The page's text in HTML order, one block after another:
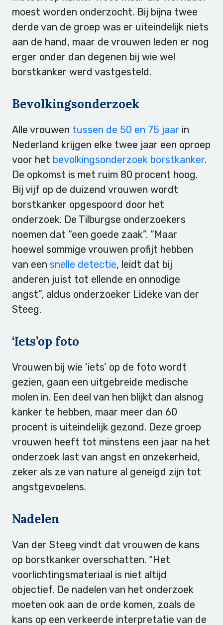
moest worden onderzocht. Bij bijna twee
derde van de groep was er uiteindelijk niets
aan de hand, maar de vrouwen leden er nog
erger onder dan degenen bij wie wel
borstkanker werd vastgesteld.
Bevolkingsonderzoek
Alle vrouwen tussen de 50 en 75 jaar in
Nederland krijgen elke twee jaar een oproep
voor het bevolkingsonderzoek borstkanker.
De opkomst is met ruim 80 procent hoog.
Bij vijf op de duizend vrouwen wordt
borstkanker opgespoord door het
onderzoek. De Tilburgse onderzoekers
noemen dat “een goede zaak”. “Maar
hoewel sommige vrouwen profijt hebben
van een snelle detectie, leidt dat bij
anderen juist tot ellende en onnodige
angst”, aldus onderzoeker Lideke van der
Steeg.
‘Iets’op foto
Vrouwen bij wie ‘iets’ op de foto wordt
gezien, gaan een uitgebreide medische
molen in. Een deel van hen blijkt dan alsnog
kanker te hebben, maar meer dan 60
procent is uiteindelijk gezond. Deze groep
vrouwen heeft tot minstens een jaar na het
onderzoek last van angst en onzekerheid,
zeker als ze van nature al geneigd zijn tot
angstgevoelens.
Nadelen
Van der Steeg vindt dat vrouwen de kans
op borstkanker overschatten. “Het
voorlichtingsmateriaal is niet altijd
objectief. De nadelen van het onderzoek
moeten ook aan de orde komen, zoals de
kans op een verkeerde interpretatie van de